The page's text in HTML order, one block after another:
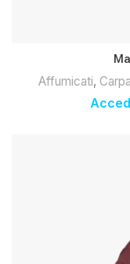
Affumicati,